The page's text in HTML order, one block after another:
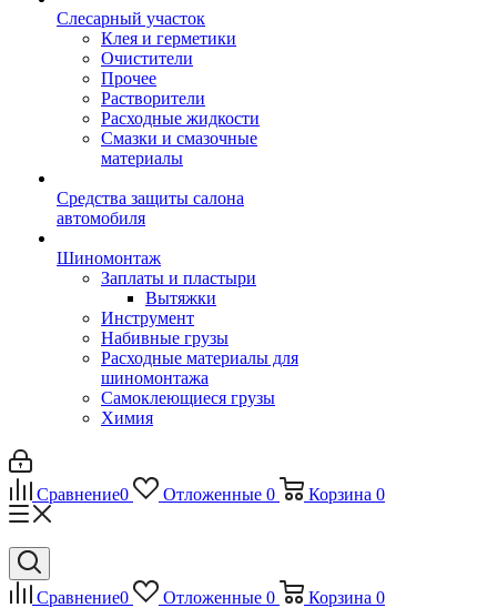
Слесарный участок
Клея и герметики
Очистители
Прочее
Растворители
Расходные жидкости
Смазки и смазочные
материалы
Средства защиты салона
автомобиля
Шиномонтаж
Заплаты и пластыри
Вытяжки
Инструмент
Набивные грузы
Расходные материалы для
шиномонтажа
Самоклеющиеся грузы
Химия
Сравнение0 Отложенные 0 Корзина 0
Сравнение0 Отложенные 0 Корзина 0